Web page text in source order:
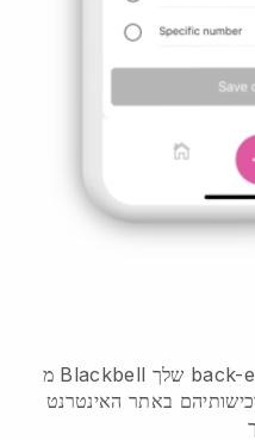
מ Blackbell שלך back-end, אתה יכול לאפשר ללקוחות
באתר האינטרנט